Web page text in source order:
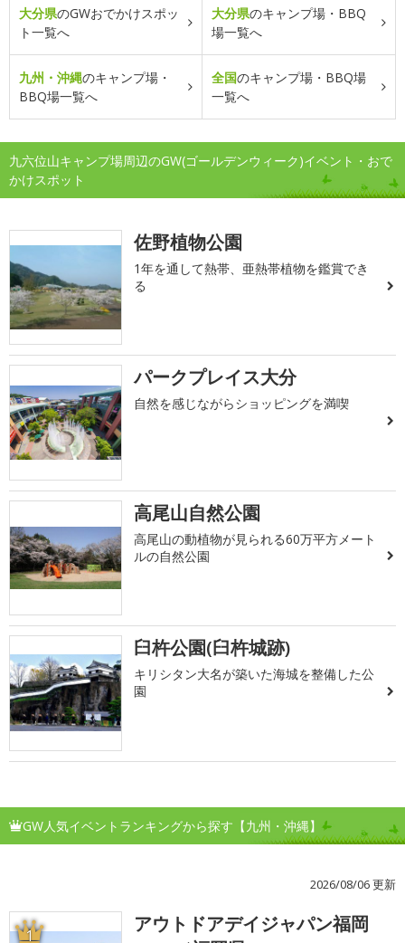
大分県のGWおでかけスポッ
ト一覧へ
大分県のキャンプ場・BBQ
場一覧へ
九州・沖縄のキャンプ場・
BBQ場一覧へ
全国のキャンプ場・BBQ場
一覧へ
九六位山キャンプ場周辺のGW(ゴールデンウィーク)イベント・おで
かけスポット
佐野植物公園
1年を通して熱帯、亜熱帯植物を鑑賞でき
る
パークプレイス大分
自然を感じながらショッピングを満喫
高尾山自然公園
高尾山の動植物が見られる60万平方メート
ルの自然公園
臼杵公園(臼杵城跡)
キリシタン大名が築いた海城を整備した公
園
GW人気イベントランキングから探す【九州・沖縄】
2026/08/06 更新
1
アウトドアデイジャパン福岡